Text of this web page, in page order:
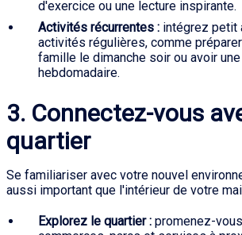
d'exercice ou une lecture inspirante.
Activités récurrentes : intégrez petit
activités régulières, comme
famille le dimanche soir ou avoir
hebdomadaire.
3. Connectez-vous
quartier
Se familiariser avec votre nouvel
aussi important que l'intérieur de votre
Explorez le quartier : promenez-